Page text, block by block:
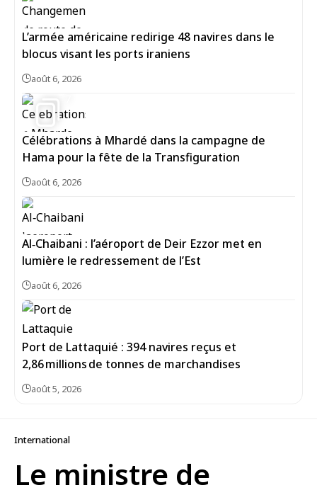
L’armée américaine redirige 48 navires dans le
blocus visant les ports iraniens
août 6, 2026
Célébrations à Mhardé dans la campagne de
Hama pour la fête de la Transfiguration
août 6, 2026
Al‑Chaibani : l’aéroport de Deir Ezzor met en
lumière le redressement de l’Est
août 6, 2026
Port de Lattaquié : 394 navires reçus et
2,86 millions de tonnes de marchandises
août 5, 2026
International
Le ministre de